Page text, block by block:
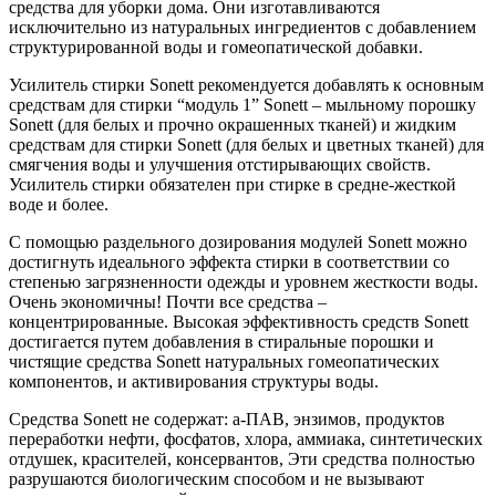
средства для уборки дома. Они изготавливаются
исключительно из натуральных ингредиентов с добавлением
структурированной воды и гомеопатической добавки.
Усилитель стирки Sonett рекомендуется добавлять к основным
средствам для стирки “модуль 1” Sonett – мыльному порошку
Sonett (для белых и прочно окрашенных тканей) и жидким
средствам для стирки Sonett (для белых и цветных тканей) для
смягчения воды и улучшения отстирывающих свойств.
Усилитель стирки обязателен при стирке в средне-жесткой
воде и более.
С помощью раздельного дозирования модулей Sonett можно
достигнуть идеального эффекта стирки в соответствии со
степенью загрязненности одежды и уровнем жесткости воды.
Очень экономичны! Почти все средства –
концентрированные. Высокая эффективность средств Sonett
достигается путем добавления в стиральные порошки и
чистящие средства Sonett натуральных гомеопатических
компонентов, и активирования структуры воды.
Средства Sonett не содержат: а-ПАВ, энзимов, продуктов
переработки нефти, фосфатов, хлора, аммиака, синтетических
отдушек, красителей, консервантов, Эти средства полностью
разрушаются биологическим способом и не вызывают